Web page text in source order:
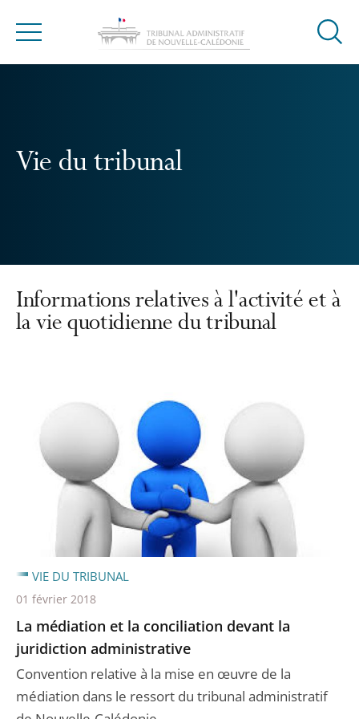
Menu
Ouvrir
Vie du tribunal
Informations relatives à l'activité et à
la vie quotidienne du tribunal
La médiation et la conciliation devant la
juridiction administrative
Convention relative à la mise en œuvre de la
médiation dans le ressort du tribunal administratif
VIE DU TRIBUNAL
01 février 2018